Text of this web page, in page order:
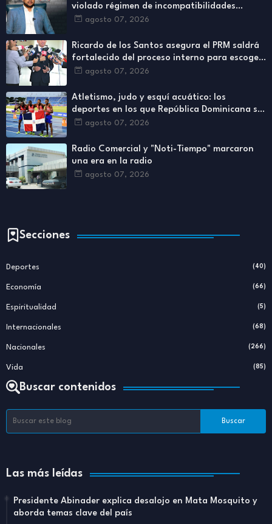
violado régimen de incompatibilidades
establecidos en Ley de Contrataciones
agosto 07, 2026
Ricardo de los Santos asegura el PRM saldrá
fortalecido del proceso interno para escoger
nuevas autoridades
agosto 07, 2026
Atletismo, judo y esquí acuático: los
deportes en los que República Dominicana se
ha destacado más
agosto 07, 2026
Radio Comercial y "Noti-Tiempo" marcaron
una era en la radio
agosto 07, 2026
Secciones
Deportes (40)
Economía (66)
Espiritualidad (5)
Internacionales (68)
Nacionales (266)
Vida (85)
Buscar contenidos
Las más leídas
Presidente Abinader explica desalojo en Mata Mosquito y
aborda temas clave del país